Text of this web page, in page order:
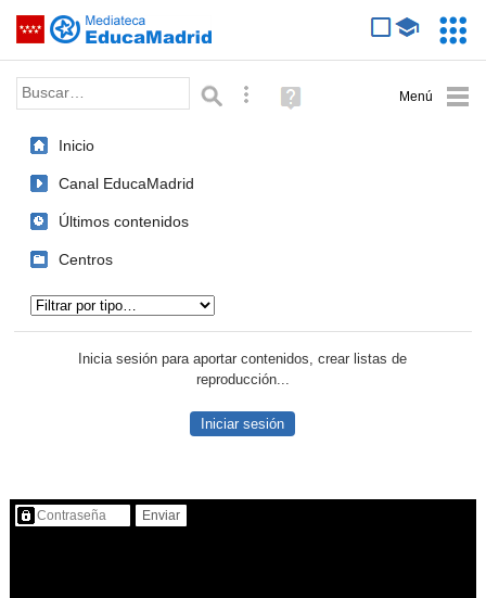
Saltar navegación
Palabra o frase: Búsqueda avanzada
Ayuda
(en
Inicio
Canal EducaMadrid
Últimos contenidos
Centros
Inicia sesión para aportar contenidos, crear listas de
reproducción...
Iniciar sesión
Contenido protegido…